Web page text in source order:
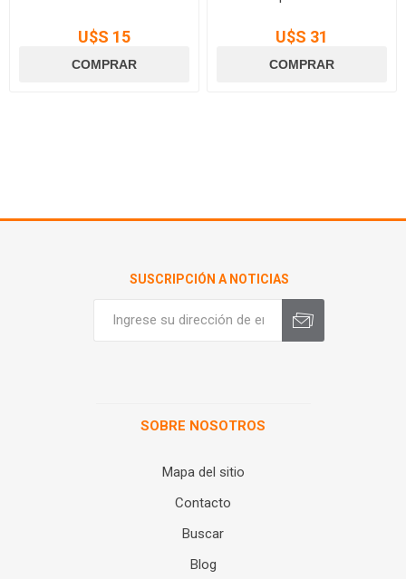
U$S 15 U$S 31
SUSCRIPCIÓN A NOTICIAS
SOBRE NOSOTROS
Mapa del sitio
Contacto
Buscar
Blog